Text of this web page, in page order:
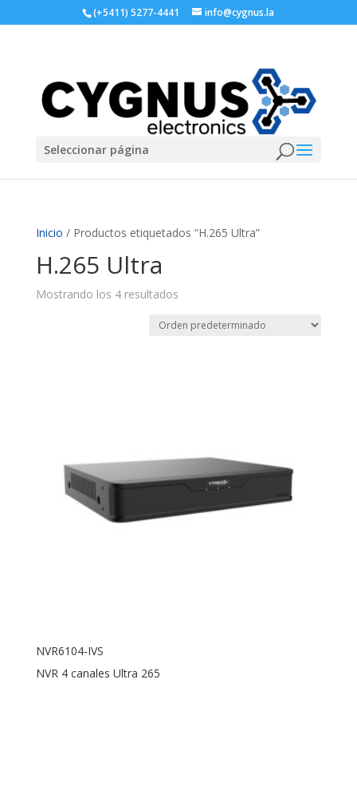
(+5411) 5277-4441 info@cygnus.la
Seleccionar página
Inicio / Productos etiquetados “H.265 Ultra”
H.265 Ultra
Mostrando los 4 resultados
NVR6104-IVS
NVR 4 canales Ultra 265